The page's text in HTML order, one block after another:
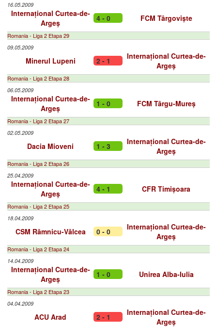
16.05.2009
Internațional Curtea-de-
Argeș
4 - 0 FCM Târgoviște
Romania - Liga 2 Etapa 29
09.05.2009
Minerul Lupeni 2 - 1
Internațional Curtea-de-
Argeș
Romania - Liga 2 Etapa 28
06.05.2009
Internațional Curtea-de-
Argeș
1 - 0 FCM Târgu-Mureș
Romania - Liga 2 Etapa 27
02.05.2009
Dacia Mioveni 1 - 3
Internațional Curtea-de-
Argeș
Romania - Liga 2 Etapa 26
25.04.2009
Internațional Curtea-de-
Argeș
4 - 1 CFR Timișoara
Romania - Liga 2 Etapa 25
18.04.2009
CSM Râmnicu-Vâlcea 0 - 0
Internațional Curtea-de-
Argeș
Romania - Liga 2 Etapa 24
14.04.2009
Internațional Curtea-de-
Argeș
1 - 0 Unirea Alba-Iulia
Romania - Liga 2 Etapa 23
04.04.2009
ACU Arad 2 - 1
Internațional Curtea-de-
Argeș